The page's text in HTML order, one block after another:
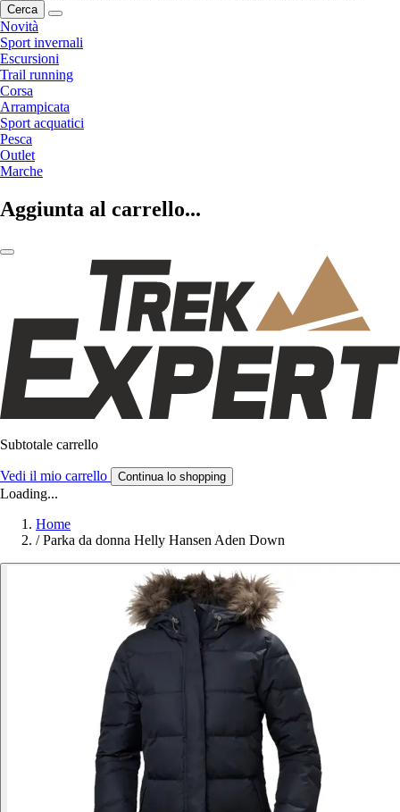
Cerca
Novità
Sport invernali
Escursioni
Trail running
Corsa
Arrampicata
Sport acquatici
Pesca
Outlet
Marche
Aggiunta al carrello...
Subtotale carrello
Vedi il mio carrello Continua lo shopping
Loading...
Home
/ Parka da donna Helly Hansen Aden Down